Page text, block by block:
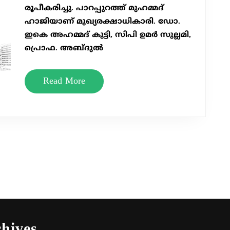
രൂപീകരിച്ചു. പാറപ്പുറത്ത് മുഹമ്മദ്
ഹാജിയാണ് മുഖ്യരക്ഷാധികാരി. ഡോ.
ഇകെ അഹമ്മദ് കുട്ടി, സിപി ഉമർ സുല്ലമി,
പ്രൊഫ. അബ്ദുൽ
Read MoreRead
More